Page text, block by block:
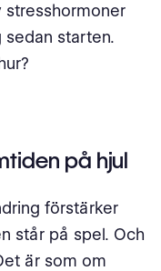
stresshormoner
starten.
på hjul
förstärker
står på spel. Och
är som om